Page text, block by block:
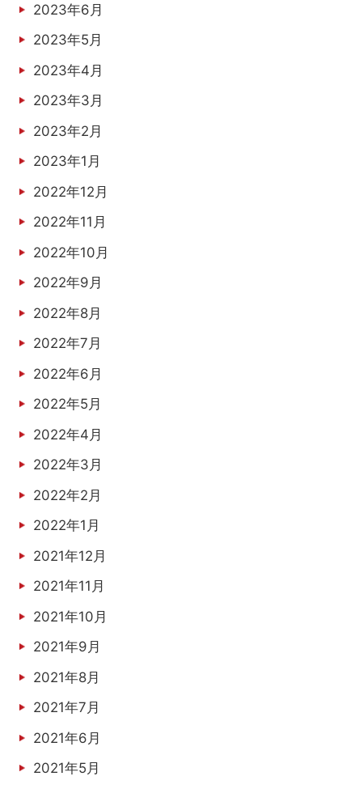
2023年6月
2023年5月
2023年4月
2023年3月
2023年2月
2023年1月
2022年12月
2022年11月
2022年10月
2022年9月
2022年8月
2022年7月
2022年6月
2022年5月
2022年4月
2022年3月
2022年2月
2022年1月
2021年12月
2021年11月
2021年10月
2021年9月
2021年8月
2021年7月
2021年6月
2021年5月